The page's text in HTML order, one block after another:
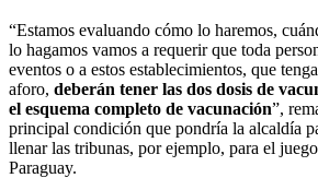
“Estamos evaluando cómo lo haremos,
lo hagamos vamos a requerir que toda
eventos o a estos establecimientos, que
aforo, deberán tener las dos dosis de
el esquema completo de vacunación”,
principal condición que pondría la alcaldía
llenar las tribunas, por ejemplo, para el
Paraguay.